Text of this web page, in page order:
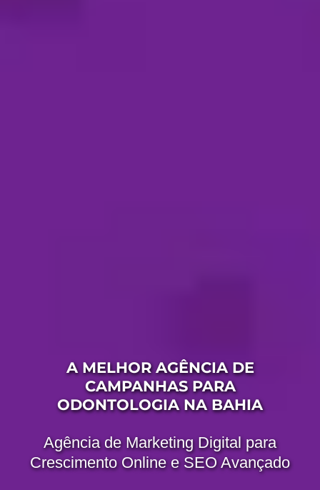
A MELHOR AGÊNCIA DE
CAMPANHAS PARA
ODONTOLOGIA NA BAHIA
Agência de Marketing Digital para
Crescimento Online e SEO Avançado